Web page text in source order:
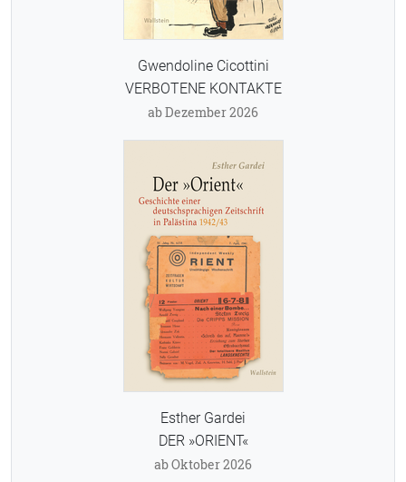
Gwendoline Cicottini
VERBOTENE KONTAKTE
ab Dezember 2026
Esther Gardei
DER »ORIENT«
ab Oktober 2026